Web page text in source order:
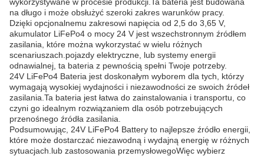
na długo i może obsłużyć szeroki zakres warunków pracy.
Dzięki opcjonalnemu zakresowi napięcia od 2,5 do 3,65 V,
akumulator LiFePo4 o mocy 24 V jest wszechstronnym źródłem
zasilania, które można wykorzystać w wielu różnych
scenariuszach.pojazdy elektryczne, lub systemy energii
odnawialnej, ta bateria z pewnością spełni Twoje potrzeby.
24V LiFePo4 Bateria jest doskonałym wyborem dla tych, którzy
wymagają wysokiej wydajności i niezawodności ze swoich źródeł
zasilania.Ta bateria jest łatwa do zainstalowania i transportu, co
czyni go idealnym rozwiązaniem dla osób potrzebujących
przenośnego źródła zasilania.
Podsumowując, 24V LiFePo4 Battery to najlepsze źródło energii,
które może dostarczać niezawodną i wydajną energię w różnych
sytuacjach.lub zastosowania przemysłowegoWięc wybierz